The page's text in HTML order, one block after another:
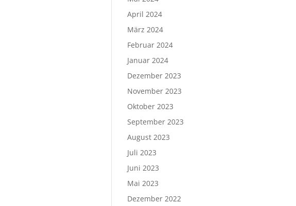
April 2024
März 2024
Februar 2024
Januar 2024
Dezember 2023
November 2023
Oktober 2023
September 2023
August 2023
Juli 2023
Juni 2023
Mai 2023
Dezember 2022